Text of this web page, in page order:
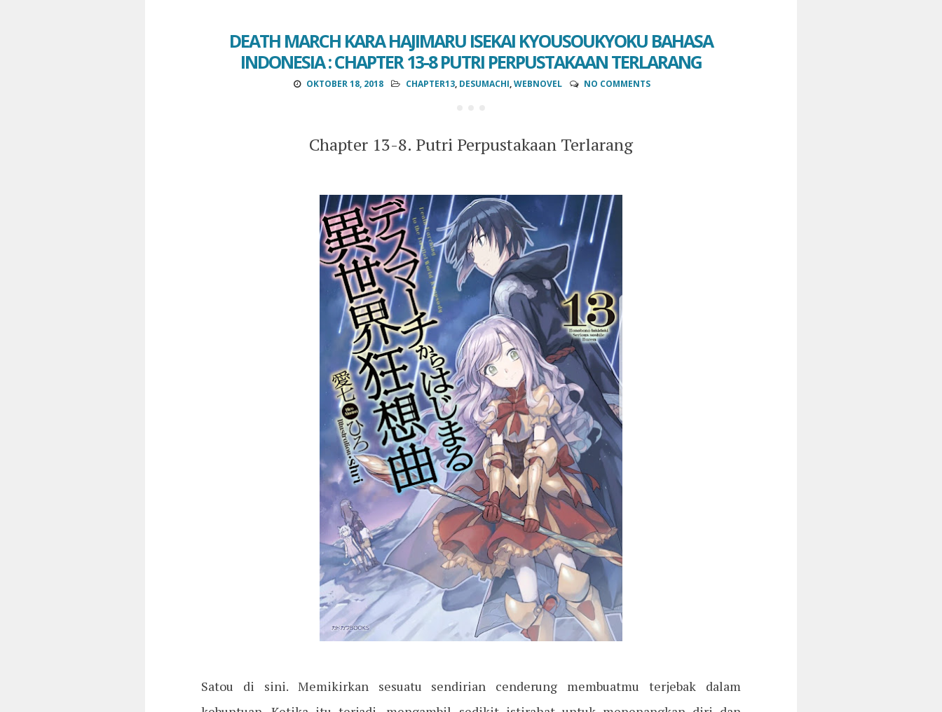
DEATH MARCH KARA HAJIMARU ISEKAI KYOUSOUKYOKU BAHASA
INDONESIA : CHAPTER 13-8 PUTRI PERPUSTAKAAN TERLARANG
OKTOBER 18, 2018 CHAPTER13, DESUMACHI,WEBNOVEL NO COMMENTS
Chapter 13-8. Putri Perpustakaan Terlarang
Satou di sini. Memikirkan sesuatu sendirian cenderung membuatmu terjebak dalam